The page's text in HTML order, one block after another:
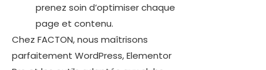
prenez soin d’optimiser chaque
page et contenu.
Chez FACTON, nous maîtrisons
parfaitement WordPress, Elementor